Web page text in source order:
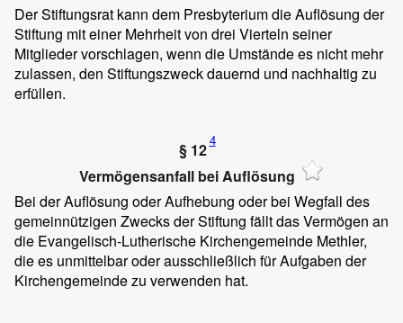
Der Stiftungsrat kann dem Presbyterium die Auflösung der
Stiftung mit einer Mehrheit von drei Vierteln seiner
Mitglieder vorschlagen, wenn die Umstände es nicht mehr
zulassen, den Stiftungszweck dauernd und nachhaltig zu
erfüllen.
§ 124
Vermögensanfall bei Auflösung
Bei der Auflösung oder Aufhebung oder bei Wegfall des
gemeinnützigen Zwecks der Stiftung fällt das Vermögen an
die Evangelisch-Lutherische Kirchengemeinde Methler,
die es unmittelbar oder ausschließlich für Aufgaben der
Kirchengemeinde zu verwenden hat.